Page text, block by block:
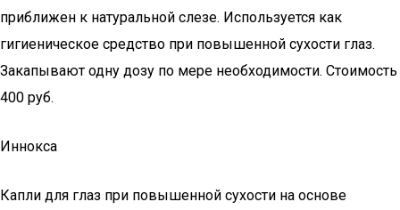
приближен к натуральной слезе. Используется как
гигиеническое средство при повышенной сухости глаз.
Закапывают одну дозу по мере необходимости. Стоимость
400 руб.
Иннокса
Капли для глаз при повышенной сухости на основе